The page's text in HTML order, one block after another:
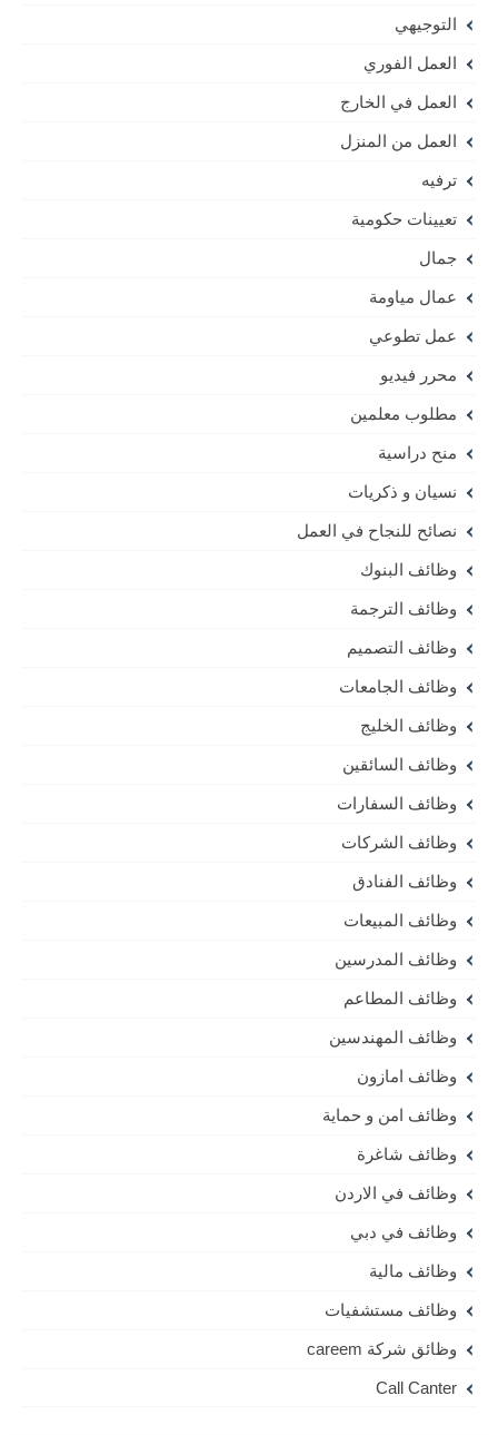
التوجيهي
العمل الفوري
العمل في الخارج
العمل من المنزل
ترفيه
تعيينات حكومية
جمال
عمال مياومة
عمل تطوعي
محرر فيديو
مطلوب معلمين
منح دراسية
نسيان و ذكريات
نصائح للنجاح في العمل
وظائف البنوك
وظائف الترجمة
وظائف التصميم
وظائف الجامعات
وظائف الخليج
وظائف السائقين
وظائف السفارات
وظائف الشركات
وظائف الفنادق
وظائف المبيعات
وظائف المدرسين
وظائف المطاعم
وظائف المهندسين
وظائف امازون
وظائف امن و حماية
وظائف شاغرة
وظائف في الاردن
وظائف في دبي
وظائف مالية
وظائف مستشفيات
وظائق شركة careem
Call Canter